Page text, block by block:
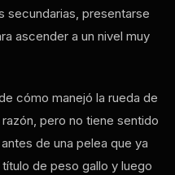
secundarias, presentarse
ascender a un nivel muy
cómo manejó la rueda de
pero no tiene sentido
de una pelea que ya
de peso gallo y luego